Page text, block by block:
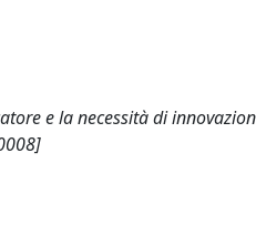
e la necessità di